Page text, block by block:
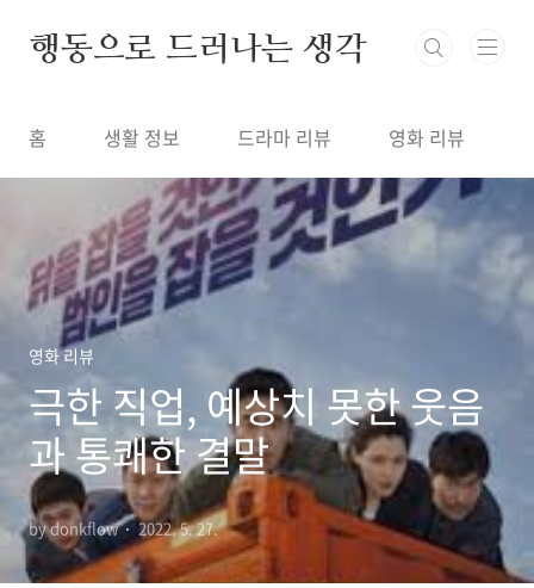
행동으로 드러나는 생각
홈 생활 정보 드라마 리뷰 영화 리뷰
영화 리뷰
극한 직업, 예상치 못한 웃음
과 통쾌한 결말
by donkflow 2022. 5. 27.